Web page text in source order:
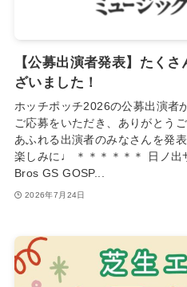
【公募出演者発表】たく
ざいました！
ホッチポッチ2026の公募出演者
ご応募をいただき、ありがとう
あふれる出演者のみなさんを発
楽しみに♩ ＊＊＊＊＊＊ 日ノ
Bros GS GOSP...
2026年7月24日